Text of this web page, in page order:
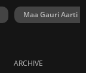
Maa Gauri Aarti
ARCHIVE